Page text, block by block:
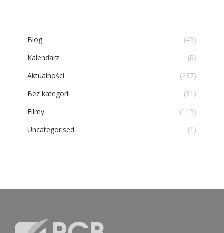
Blog
(45)
Kalendarz
(8)
Aktualności
(237)
Bez kategorii
(31)
Filmy
(115)
Uncategorised
(1)